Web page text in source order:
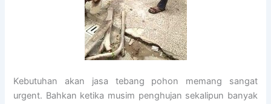
Kebutuhan akan jasa tebang pohon memang sangat
urgent. Bahkan ketika musim penghujan sekalipun banyak